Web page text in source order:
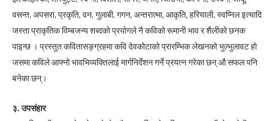
वसन्त, अपसरा, प्रकृति, वन, गुलाबी, गगन, अन्तरात्मा, आकृति, हरियाली, स्वप्निल इत्यादि
जस्ता प्राकृतिक विम्बजन्य शब्दको प्रयोगले नै कविको रूमानी भाव र शैलीको छनक
पाइन्छ । प्रस्तुत कवितासङ्ग्रहमा कवि देवकोटाको प्रारम्भिक लेखनको भुल्भुलावट हो
जसमा कविले आफ्नो भावभिव्यक्तिलाई मार्गनिर्देशन गर्ने प्रयत्न गरेका छन् औ सफल पनि
बनेका छन्।
३. उपसंहार